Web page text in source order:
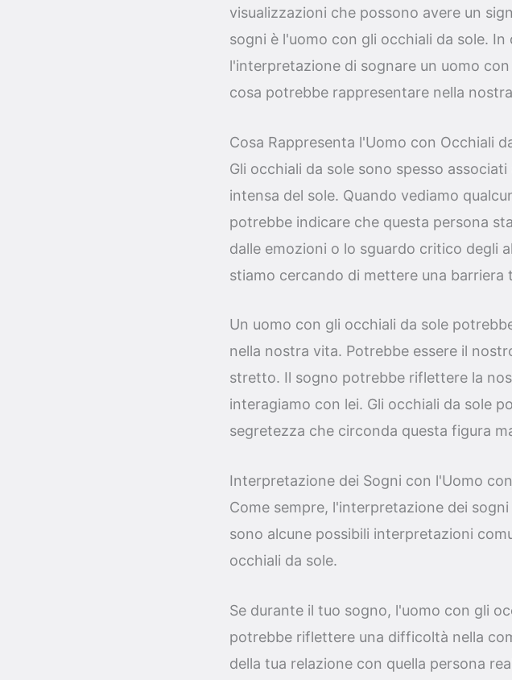
visualizzazioni che possono avere un
sogni è l'uomo con gli occhiali da sole.
l'interpretazione di sognare un uomo
cosa potrebbe rappresentare nella
Cosa Rappresenta l'Uomo con Occhiali
Gli occhiali da sole sono spesso
intensa del sole. Quando vediamo
potrebbe indicare che questa persona
dalle emozioni o lo sguardo critico degli
stiamo cercando di mettere una barriera
Un uomo con gli occhiali da sole
nella nostra vita. Potrebbe essere il
stretto. Il sogno potrebbe riflettere la
interagiamo con lei. Gli occhiali da sole
segretezza che circonda questa figura
Interpretazione dei Sogni con l'Uomo
Come sempre, l'interpretazione dei
sono alcune possibili interpretazioni
occhiali da sole.
Se durante il tuo sogno, l'uomo con gli
potrebbe riflettere una difficoltà nella
della tua relazione con quella persona